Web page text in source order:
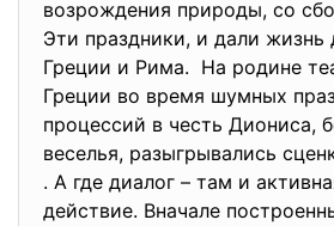
возрождения природы, со
Эти праздники, и дали жизнь
Греции и Рима. На родине
Греции во время шумных
процессий в честь Диониса,
веселья, разыгрывались
. А где диалог – там и
действие. Вначале